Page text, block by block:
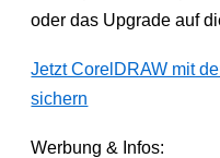
oder das Upgrade auf
Jetzt CorelDRAW mit
sichern
Werbung & Infos: